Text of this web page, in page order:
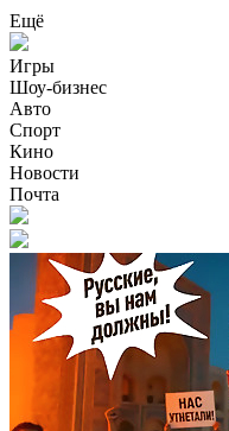
Ещё
Игры
Шоу-бизнес
Авто
Спорт
Кино
Новости
Почта